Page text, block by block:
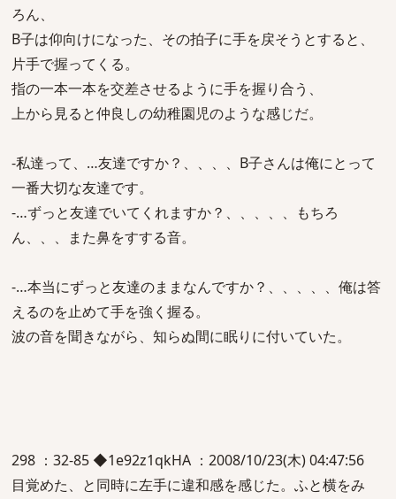
ろん、
B子は仰向けになった、その拍子に手を戻そうとすると、
片手で握ってくる。
指の一本一本を交差させるように手を握り合う、
上から見ると仲良しの幼稚園児のような感じだ。
-私達って、…友達ですか？、、、、B子さんは俺にとって
一番大切な友達です。
-…ずっと友達でいてくれますか？、、、、、もちろ
ん、、、また鼻をすする音。
-…本当にずっと友達のままなんですか？、、、、、俺は答
えるのを止めて手を強く握る。
波の音を聞きながら、知らぬ間に眠りに付いていた。
298 ：32-85 ◆1e92z1qkHA ：2008/10/23(木) 04:47:56
目覚めた、と同時に左手に違和感を感じた。ふと横をみ